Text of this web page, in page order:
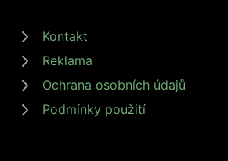
Kontakt
Reklama
Ochrana osobních údajů
Podmínky použití